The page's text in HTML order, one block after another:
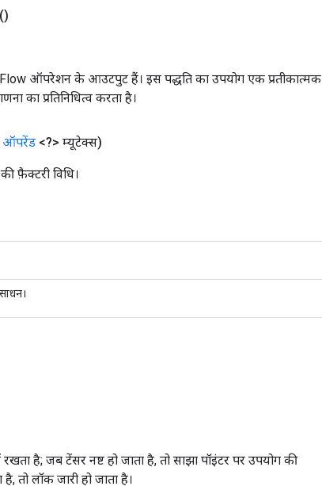
()
ऑपरेशन के आउटपुट हैं। इस पद्धति का उपयोग एक प्रतीकात्मक
का प्रतिनिधित्व करता है।
ऑपरेंड <?> म्यूटेक्स)
फ़ैक्टरी विधि।
है; जब टेंसर नष्ट हो जाता है, तो साझा पॉइंटर पर उपयोग की
तो लॉक जारी हो जाता है।